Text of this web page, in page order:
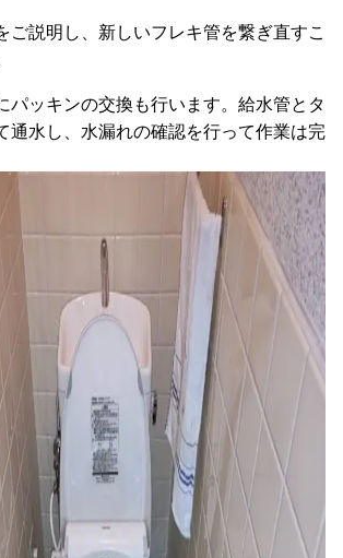
ご説明し、新しいフレキ管を繋ぎ直すこ
パッキンの交換も行います。給水管とタ
通水し、水漏れの確認を行って作業は完